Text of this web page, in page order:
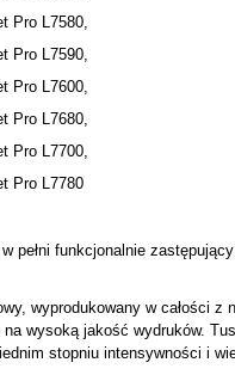
Pro L7580,
Pro L7590,
Pro L7600,
Pro L7680,
Pro L7700,
Pro L7780
pełni funkcjonalnie
wyprodukowany w całości z
na wysoką jakość wydruków.
stopniu intensywności i